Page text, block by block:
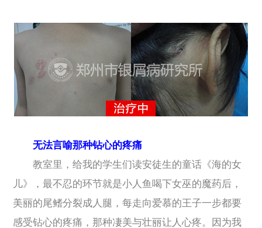
无法言喻那种钻心的疼痛
教室里，给我的学生们读安徒生的童话《海的女
儿》，最不忍的环节就是小人鱼喝下女巫的魔药后，
美丽的尾鳍分裂成人腿，每走向爱慕的王子一步都要
感受钻心的疼痛，那种凄美与壮丽让人心疼。因为我